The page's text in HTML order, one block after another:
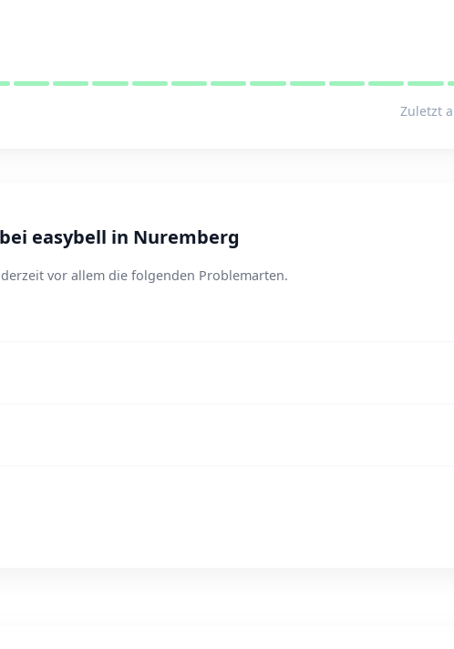
Zuletzt
easybell in Nuremberg
vor allem die folgenden Problemarten.